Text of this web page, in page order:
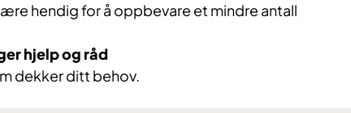
hendig for å oppbevare et mindre antall
hjelp og råd
dekker ditt behov.